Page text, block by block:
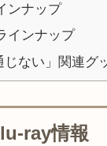
ンナップ
インナップ
ない」関連グ
ray情報